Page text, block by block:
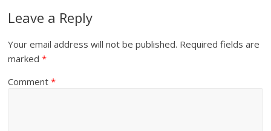
Leave a Reply
Your email address will not be published. Required fields are
marked*
Comment*